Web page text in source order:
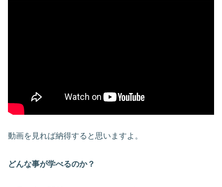
動画を見れば納得すると思いますよ。
どんな事が学べるのか？